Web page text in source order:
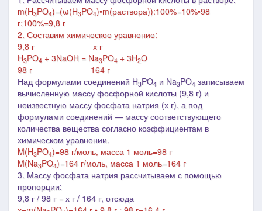
m(H3PO4)=(ω(H3PO4)•m(раствора)):100%=10%•98
г:100%=9,8 г
2. Составим химическое уравнение:
9,8 г х г
H3PO4 + 3NaOH = Na3PO4 + 3H2O
98 г 164 г
Над формулами соединений H3PO4 и Na3PO4 записываем
вычисленную массу фосфорной кислоты (9,8 г) и
неизвестную массу фосфата натрия (х г), а под
формулами соединений ― массу соответствующего
количества вещества согласно коэффициентам в
химическом уравнении.
M(H3PO4)=98 г/моль, масса 1 моль=98 г
M(Na3PO4)=164 г/моль, масса 1 моль=164 г
3. Массу фосфата натрия рассчитываем с помощью
пропорции:
9,8 г / 98 г = х г / 164 г, отсюда